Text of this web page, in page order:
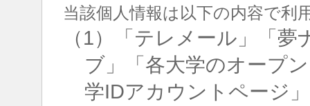
当該個人情報は以下の内容で利
（1）「テレメール」「
ブ」「各大学のオープ
学IDアカウントページ